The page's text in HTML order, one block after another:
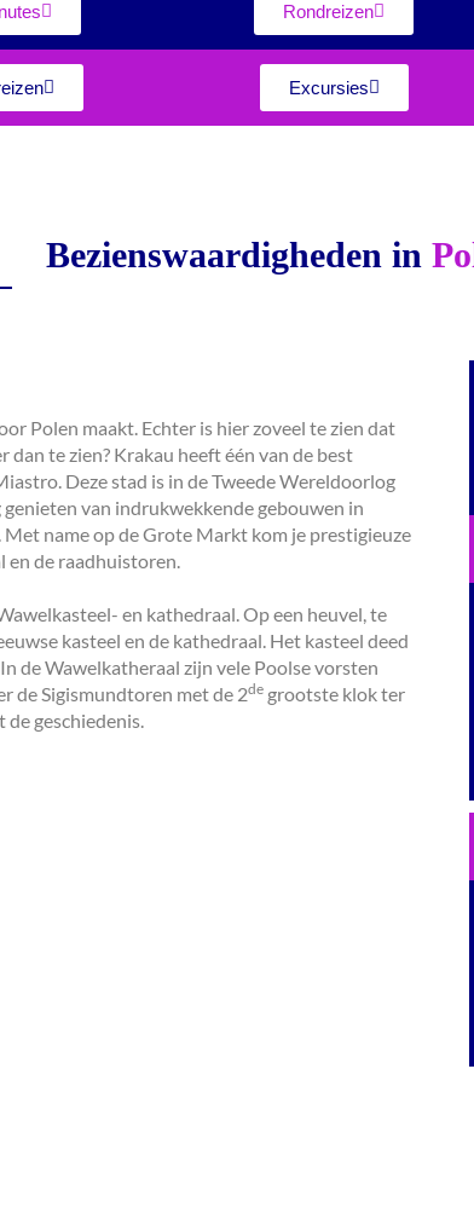
Rondreizen
Excursies
Bezienswaardigheden in
Polen maakt. Echter is hier zoveel te zien dat
te zien? Krakau heeft één van de best
Deze stad is in de Tweede Wereldoorlog
van indrukwekkende gebouwen in
name op de Grote Markt kom je prestigieuze
en de raadhuistoren.
en kathedraal. Op een heuvel, te
kasteel en de kathedraal. Het kasteel deed
de Wawelkatheraal zijn vele Poolse vorsten
de Sigismundtoren met de 2de grootste klok ter
geschiedenis.